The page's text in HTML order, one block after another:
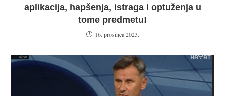
aplikacija, hapšenja, istraga i optuženja u
tome predmetu!
16. prosinca 2023.